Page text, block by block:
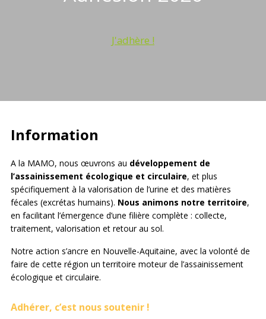
J'adhère !
Information
A la MAMO, nous œuvrons au développement de
l’assainissement écologique et circulaire, et plus
spécifiquement à la valorisation de l’urine et des matières
fécales (excrétas humains). Nous animons notre territoire,
en facilitant l’émergence d’une filière complète : collecte,
traitement, valorisation et retour au sol.
Notre action s’ancre en Nouvelle-Aquitaine, avec la volonté de
faire de cette région un territoire moteur de l’assainissement
écologique et circulaire.
Adhérer, c’est nous soutenir !